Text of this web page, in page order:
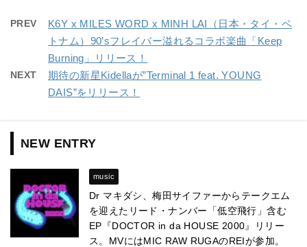
PREV
K6Y x MILES WORD x MINH LAI（日本・タイ・ベ
トナム）90’sフレイバー溢れるコラボ楽曲「Keep
Burning」リリース！
NEXT
期待の新星Kidellaが”Terminal 1 feat. YOUNG
DAIS”をリリース！
NEW ENTRY
music
Dr マキダシ、梅田サイファーからテークエム
を迎えたリード・ナンバー「低空飛行」含む
EP『DOCTOR in da HOUSE 2000』リリー
ス。MVにはMIC RAW RUGAのREIが参加。